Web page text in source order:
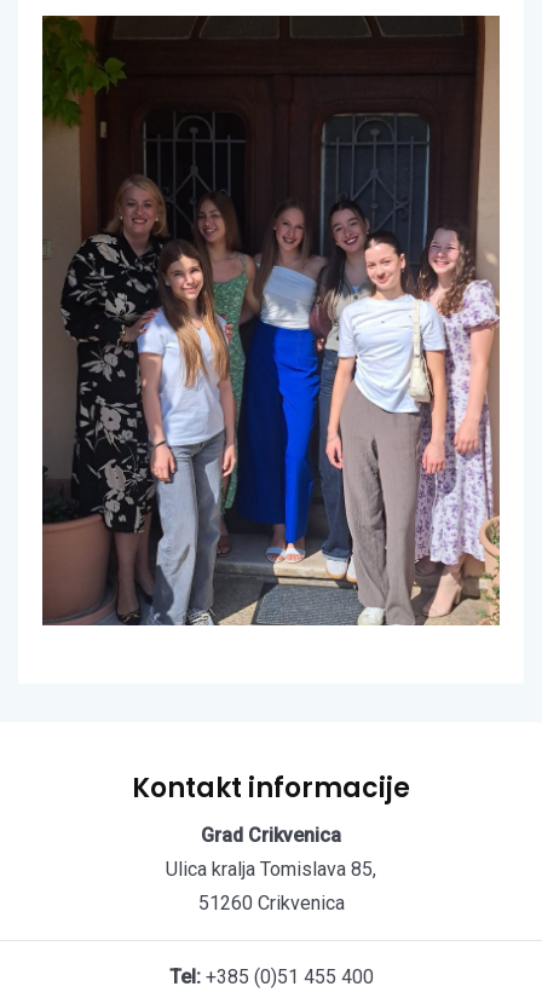
Kontakt informacije
Grad Crikvenica
Ulica kralja Tomislava 85,
51260 Crikvenica
Tel:+385 (0)51 455 400